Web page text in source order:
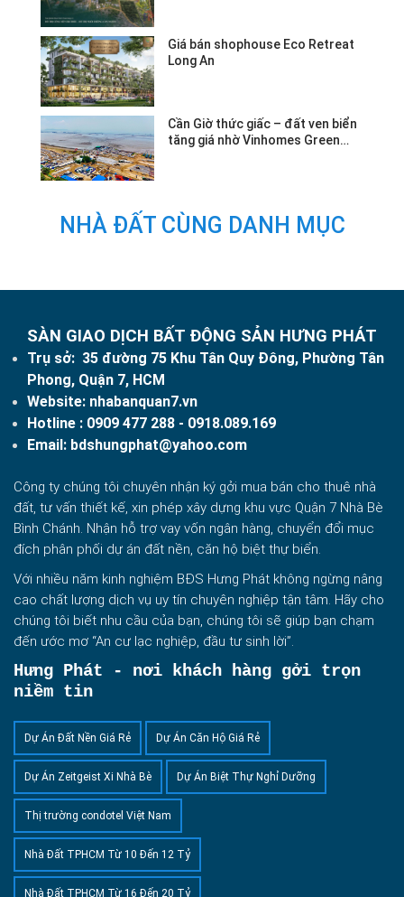
Giá bán shophouse Eco Retreat
Long An
Cần Giờ thức giấc – đất ven biển
tăng giá nhờ Vinhomes Green
NHÀ ĐẤT CÙNG DANH MỤC
SÀN GIAO DỊCH BẤT ĐỘNG SẢN HƯNG PHÁT
Trụ sở: 35 đường 75 Khu Tân Quy Đông, Phường Tân
Phong, Quận 7, HCM
Website: nhabanquan7.vn
Hotline : 0909 477 288 - 0918.089.169
Email: bdshungphat@yahoo.com
Công ty chúng tôi chuyên nhận ký gởi mua bán cho thuê nhà
đất, tư vấn thiết kế, xin phép xây dựng khu vực Quận 7 Nhà Bè
Bình Chánh. Nhận hỗ trợ vay vốn ngân hàng, chuyển đổi mục
đích phân phối dự án đất nền, căn hộ biệt thự biển.
Với nhiều năm kinh nghiệm BĐS Hưng Phát không ngừng nâng
cao chất lượng dịch vụ uy tín chuyên nghiệp tận tâm. Hãy cho
chúng tôi biết nhu cầu của bạn, chúng tôi sẽ giúp bạn chạm
đến ước mơ “An cư lạc nghiệp, đầu tư sinh lời”.
Hưng Phát - nơi khách hàng gởi trọn
niềm tin
Dự Án Đất Nền Giá Rẻ Dự Án Căn Hộ Giá Rẻ
Dự Án Zeitgeist Xi Nhà Bè Dự Án Biệt Thự Nghỉ Dưỡng
Thị trường condotel Việt Nam
Nhà Đất TPHCM Từ 10 Đến 12 Tỷ
Nhà Đất TPHCM Từ 16 Đến 20 Tỷ